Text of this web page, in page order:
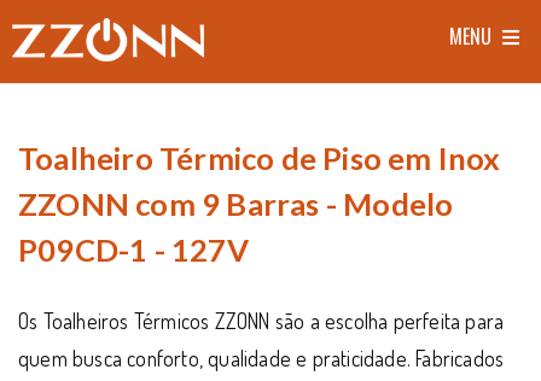
MENU
Toalheiro Térmico de Piso em Inox
ZZONN com 9 Barras - Modelo
P09CD-1 - 127V
Os Toalheiros Térmicos ZZONN são a escolha perfeita para
quem busca conforto, qualidade e praticidade. Fabricados